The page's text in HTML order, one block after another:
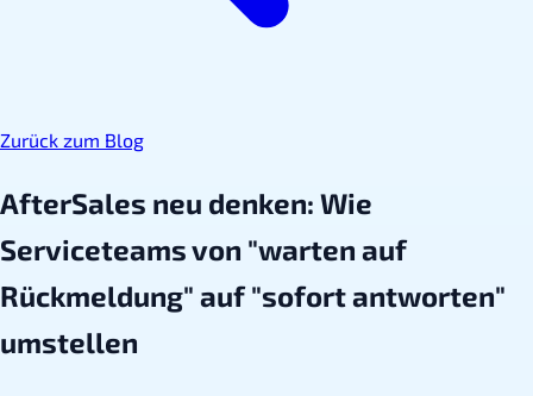
Zurück zum Blog
AfterSales neu denken: Wie
Serviceteams von "warten auf
Rückmeldung" auf "sofort antworten"
umstellen